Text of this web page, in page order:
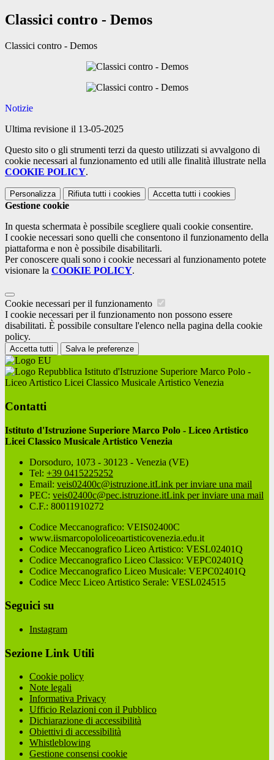
Classici contro - Demos
Classici contro - Demos
Notizie
Ultima revisione il 13-05-2025
Questo sito o gli strumenti terzi da questo utilizzati si avvalgono di
cookie necessari al funzionamento ed utili alle finalità illustrate nella
COOKIE POLICY.
Personalizza Rifiuta tutti i cookies Accetta tutti i cookies
Gestione cookie
In questa schermata è possibile scegliere quali cookie consentire.
I cookie necessari sono quelli che consentono il funzionamento della
piattaforma e non è possibile disabilitarli.
Per conoscere quali sono i cookie necessari al funzionamento potete
visionare la COOKIE POLICY.
Cookie necessari per il funzionamento
I cookie necessari per il funzionamento non possono essere
disabilitati. È possibile consultare l'elenco nella pagina della cookie
policy.
Accetta tutti Salva le preferenze
Istituto d'Istruzione Superiore Marco Polo -
Liceo Artistico Licei Classico Musicale Artistico Venezia
Contatti
Istituto d'Istruzione Superiore Marco Polo - Liceo Artistico
Licei Classico Musicale Artistico Venezia
Dorsoduro, 1073 - 30123 - Venezia (VE)
Tel: +39 0415225252
Email: veis02400c@istruzione.itLink per inviare una mail
PEC: veis02400c@pec.istruzione.itLink per inviare una mail
C.F.: 80011910272
Codice Meccanografico: VEIS02400C
www.iismarcopololiceoartisticovenezia.edu.it
Codice Meccanografico Liceo Artistico: VESL02401Q
Codice Meccanografico Liceo Classico: VEPC02401Q
Codice Meccanografico Liceo Musicale: VEPC02401Q
Codice Mecc Liceo Artistico Serale: VESL024515
Seguici su
Instagram
Sezione Link Utili
Cookie policy
Note legali
Informativa Privacy
Ufficio Relazioni con il Pubblico
Dichiarazione di accessibilità
Obiettivi di accessibilità
Whistleblowing
Gestione consensi cookie